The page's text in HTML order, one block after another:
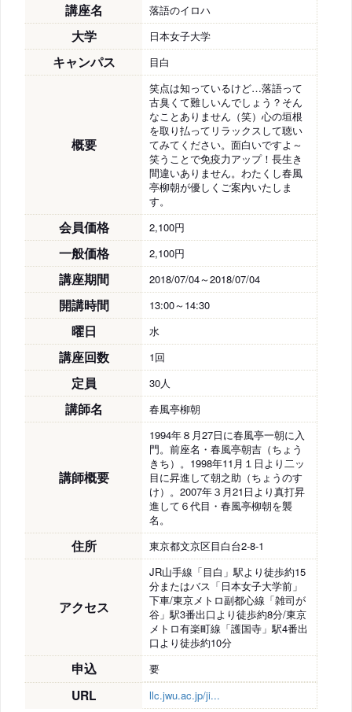
講座名 落語のイロハ
大学 日本女子大学
キャンパス 目白
概要
笑点は知っているけど…落語って
古臭くて難しいんでしょう？そん
なことありません（笑）心の垣根
を取り払ってリラックスして聴い
てみてください。面白いですよ～
笑うことで免疫力アップ！長生き
間違いありません。わたくし春風
亭柳朝が優しくご案内いたしま
す。
会員価格 2,100円
一般価格 2,100円
講座期間 2018/07/04～2018/07/04
開講時間 13:00～14:30
曜日 水
講座回数 1回
定員 30人
講師名 春風亭柳朝
講師概要
1994年８月27日に春風亭一朝に入
門。前座名・春風亭朝吉（ちょう
きち）。1998年11月１日より二ッ
目に昇進して朝之助（ちょうのす
け）。2007年３月21日より真打昇
進して６代目・春風亭柳朝を襲
名。
住所 東京都文京区目白台2-8-1
アクセス
JR山手線「目白」駅より徒歩約15
分またはバス「日本女子大学前」
下車/東京メトロ副都心線「雑司が
谷」駅3番出口より徒歩約8分/東京
メトロ有楽町線「護国寺」駅4番出
口より徒歩約10分
申込 要
URL llc.jwu.ac.jp/ji...